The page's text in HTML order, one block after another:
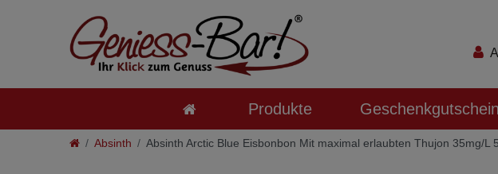
Produkte
Absinth Absinth Arctic Blue Eisbonbon Mit maximal erlaubten Thujon 35mg/L